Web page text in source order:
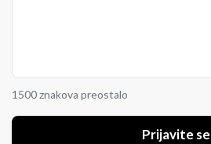
1500 znakova preostalo
Prijavite se